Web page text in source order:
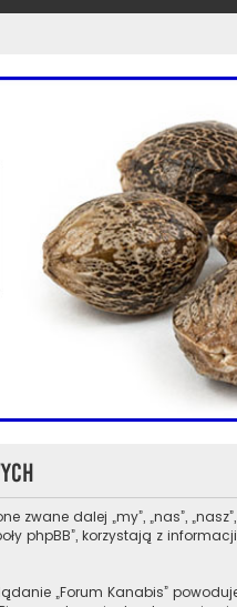
dalej „my”, „nas”,
phpBB”, korzystają z
„Forum Kanabis”